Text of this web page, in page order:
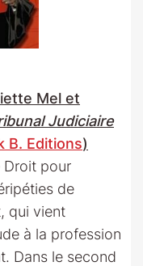
Mel et
Judiciaire
B. Editions)
Droit pour
de
qui vient
à la profession
Dans le second